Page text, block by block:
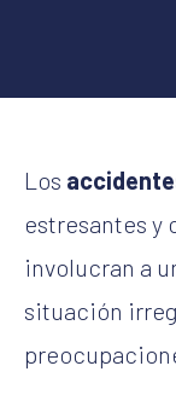
Los
estresantes y
involucran a
situación